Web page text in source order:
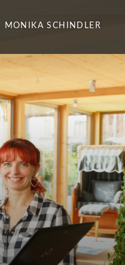
MONIKA SCHINDLER